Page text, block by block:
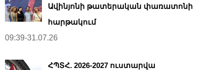
Ավինյոնի թատերական փառատոնի
հարթակում
09:39-31.07.26
ՀՊՏՀ. 2026-2027 ուստարվա